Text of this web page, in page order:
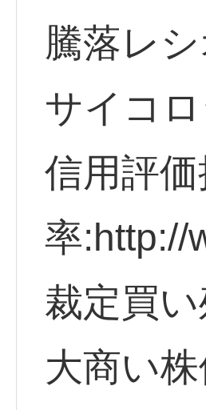
騰落レ
サイコ
信用評価
率:http://
裁定買い
大商い